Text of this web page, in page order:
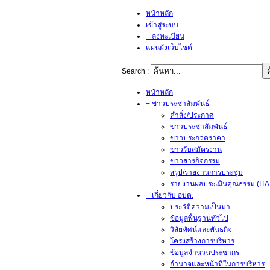
หน้าหลัก
เข้าสู่ระบบ
+ ลงทะเบียน
แผนผังเว็บไซต์
Search :
หน้าหลัก
+ ข่าวประชาสัมพันธ์
คำสั่ง/ประกาศ
ข่าวประชาสัมพันธ์
ข่าวประกวดราคา
ข่าวรับสมัครงาน
ข่าวสารกิจกรรม
สรุป/รายงานการประชุม
รายงานผลประเมินคุณธรรม
+ เกี่ยวกับ อบต.
ประวัติความเป็นมา
ข้อมูลพื้นฐานทั่วไป
วิสัยทัศน์และพันธกิจ
โครงสร้างการบริหาร
ข้อมูลจำนวนประชากร
อำนาจและหน้าที่ในการบริหาร